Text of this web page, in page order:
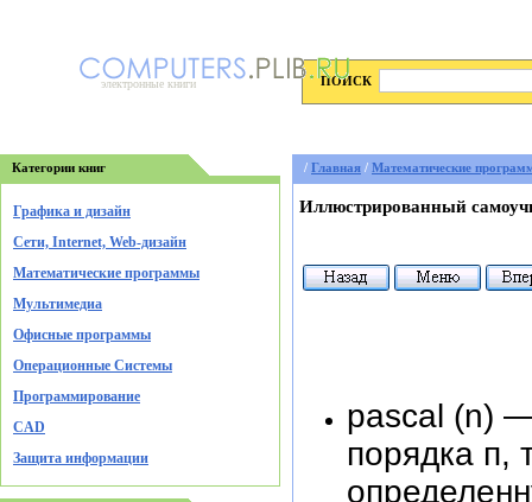
электронные книги ПОИСК
Категории книг
Графика и дизайн
Cети, Internet, Web-дизайн
Математические программы
Мультимедиа
Офисные программы
Операционные Системы
Программирование
CAD
Защита информации
/ Главная / Математические
Иллюстрированный
pascal (n)
порядка п,